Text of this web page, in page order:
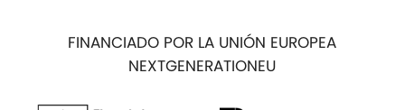
FINANCIADO POR LA UNIÓN EUROPEA
NEXTGENERATIONEU